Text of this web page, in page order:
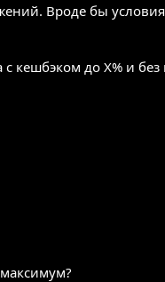
Вроде бы
кешбэком до X% и